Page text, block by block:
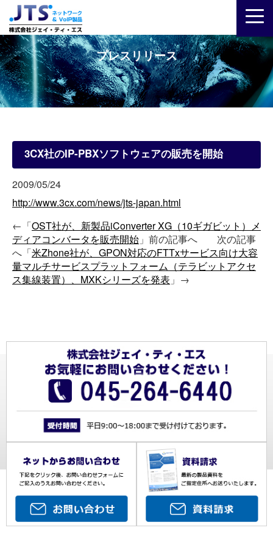
プレスリリース
3CX社のIP-PBXソフトウェアの販売を開始
2009/05/24
http://www.3cx.com/news/jts-japan.html
←「OST社が、新製品iConverter XG（10ギガビット）メ
ディアコンバータを販売開始 」前の記事へ 次の記事
へ「米Zhone社が、GPON対応のFTTxサービス向け大容
量マルチサービスプラットフォーム（テラビットアクセ
ス集線装置）、MXKシリーズを発表 」→